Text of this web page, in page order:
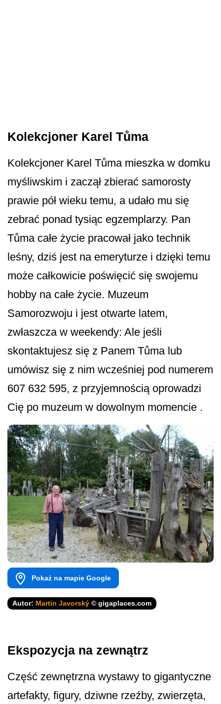
Kolekcjoner Karel Tůma
Kolekcjoner Karel Tůma mieszka w domku
myśliwskim i zaczął zbierać samorosty
prawie pół wieku temu, a udało mu się
zebrać ponad tysiąc egzemplarzy. Pan
Tůma całe życie pracował jako technik
leśny, dziś jest na emeryturze i dzięki temu
może całkowicie poświęcić się swojemu
hobby na całe życie. Muzeum
Samorozwoju i jest otwarte latem,
zwłaszcza w weekendy: Ale jeśli
skontaktujesz się z Panem Tůma lub
umówisz się z nim wcześniej pod numerem
607 632 595, z przyjemnością oprowadzi
Cię po muzeum w dowolnym momencie .
Pokaż na mapie Google
Autor: Martin Javorský © gigaplaces.com
Ekspozycja na zewnątrz
Część zewnętrzna wystawy to gigantyczne
artefakty, figury, dziwne rzeźby, zwierzęta,